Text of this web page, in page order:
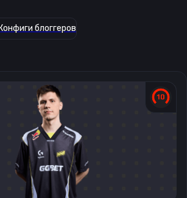
Конфиги блоггеров